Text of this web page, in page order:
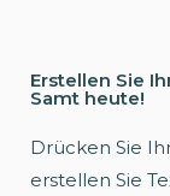
Erstellen Sie
Samt heute!
Drücken Sie
erstellen Sie